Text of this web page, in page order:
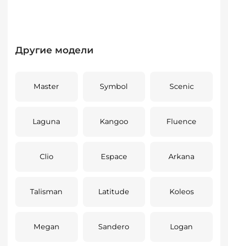
Другие модели
Master Symbol Scenic
Laguna Kangoo Fluence
Clio Espace Arkana
Talisman Latitude Koleos
Megan Sandero Logan